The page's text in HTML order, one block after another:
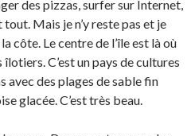
des pizzas, surfer sur Internet,
Mais je n’y reste pas et je
côte. Le centre de l’île est là où
C’est un pays de cultures
avec des plages de sable fin
glacée. C’est très beau.